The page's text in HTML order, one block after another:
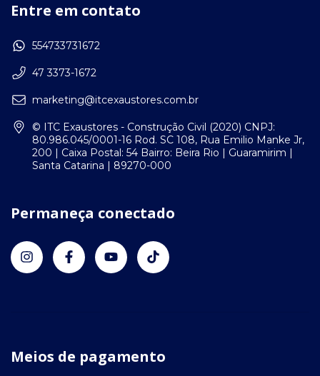
Entre em contato
554733731672
47 3373-1672
marketing@itcexaustores.com.br
© ITC Exaustores - Construção Civil (2020) CNPJ:
80.986.045/0001-16 Rod. SC 108, Rua Emilio Manke Jr,
200 | Caixa Postal: 54 Bairro: Beira Rio | Guaramirim |
Santa Catarina | 89270-000
Permaneça conectado
Meios de pagamento